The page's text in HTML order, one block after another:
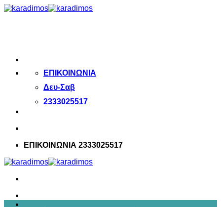
Μετάβαση
ΕΠΙΚΟΙΝΩΝΙΑ
Δευ-Σαβ
2333025517
ΕΠΙΚΟΙΝΩΝΙΑ 2333025517